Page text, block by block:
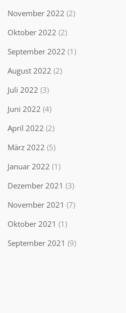
November 2022 (2)
Oktober 2022 (2)
September 2022 (1)
August 2022 (2)
Juli 2022 (3)
Juni 2022 (4)
April 2022 (2)
März 2022 (5)
Januar 2022 (1)
Dezember 2021 (3)
November 2021 (7)
Oktober 2021 (1)
September 2021 (9)